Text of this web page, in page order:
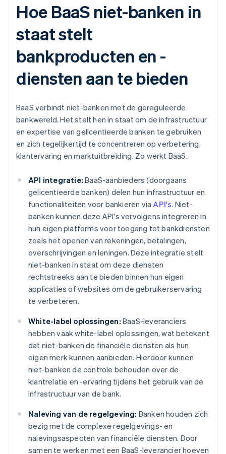
Hoe BaaS niet-banken in
staat stelt
bankproducten en -
diensten aan te bieden
BaaS verbindt niet-banken met de gereguleerde
bankwereld. Het stelt hen in staat om de infrastructuur
en expertise van gelicentieerde banken te gebruiken
en zich tegelijkertijd te concentreren op verbetering,
klantervaring en marktuitbreiding. Zo werkt BaaS.
API integratie: BaaS-aanbieders (doorgaans
gelicentieerde banken) delen hun infrastructuur en
functionaliteiten voor bankieren viaAPI's. Niet-
banken kunnen deze API's vervolgens integreren in
hun eigen platforms voor toegang tot bankdiensten
zoals het openen van rekeningen, betalingen,
overschrijvingen en leningen. Deze integratie stelt
niet-banken in staat om deze diensten
rechtstreeks aan te bieden binnen hun eigen
applicaties of websites om de gebruikerservaring
te verbeteren.
White-label oplossingen: BaaS-leveranciers
hebben vaak white-label oplossingen, wat betekent
dat niet-banken de financiële diensten als hun
eigen merk kunnen aanbieden. Hierdoor kunnen
niet-banken de controle behouden over de
klantrelatie en -ervaring tijdens het gebruik van de
infrastructuur van de bank.
Naleving van de regelgeving: Banken houden zich
bezig met de complexe regelgevings- en
nalevingsaspecten van financiële diensten. Door
samen te werken met een BaaS-leverancier hoeven